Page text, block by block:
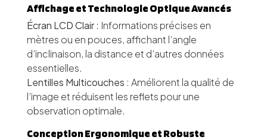
Affichage et Technologie Optique Avancés
Écran LCD Clair : Informations précises en
mètres ou en pouces, affichant l’angle
d’inclinaison, la distance et d’autres données
essentielles.
Lentilles Multicouches : Améliorent la qualité de
l’image et réduisent les reflets pour une
observation optimale.
Conception Ergonomique et Robuste